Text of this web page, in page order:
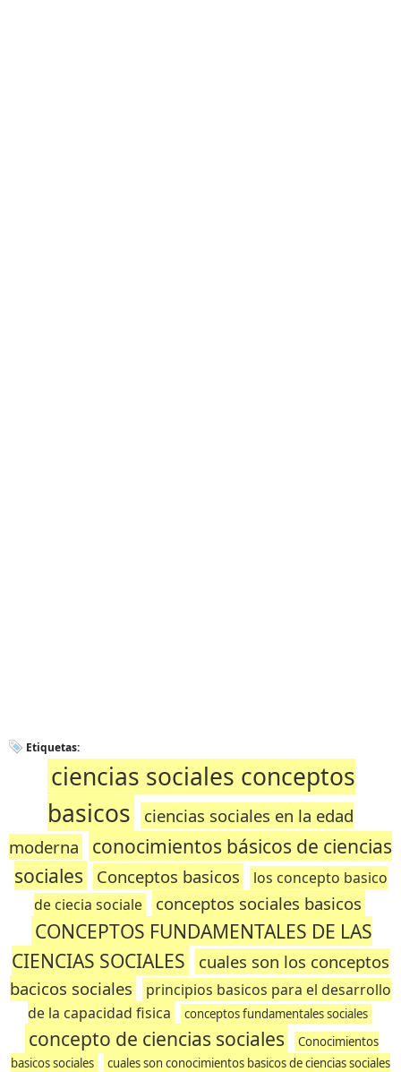
Etiquetas:
ciencias sociales conceptos
basicos
ciencias sociales en la edad
moderna
conocimientos básicos de ciencias
sociales
Conceptos basicos
los concepto basico
de ciecia sociale
conceptos sociales basicos
CONCEPTOS FUNDAMENTALES DE LAS
CIENCIAS SOCIALES
cuales son los conceptos
bacicos sociales
principios basicos para el desarrollo
de la capacidad fisica
conceptos fundamentales sociales
concepto de ciencias sociales
Conocimientos
basicos sociales
cuales son conocimientos basicos de ciencias sociales